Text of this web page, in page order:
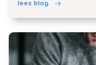
lees blog